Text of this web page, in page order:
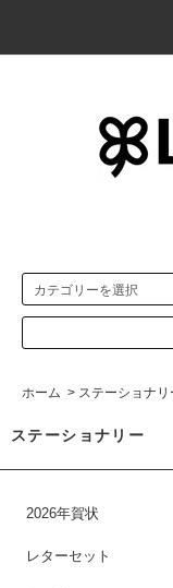
ホーム > ステーショナリ
ステーショナリー
2026年賀状
レターセット